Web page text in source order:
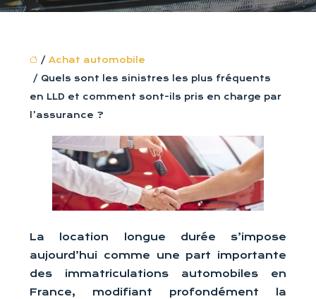
/ Achat automobile
/ Quels sont les sinistres les plus fréquents
en LLD et comment sont-ils pris en charge par
l’assurance ?
La location longue durée s’impose
aujourd’hui comme une part importante
des immatriculations automobiles en
France, modifiant profondément la